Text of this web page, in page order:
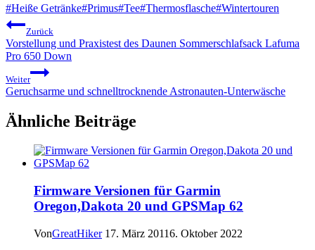
Schlagworte:
#Heiße Getränke#Primus#Tee#Thermosflasche#Wintertouren
Beitragsnavigation
Zurück
Vorstellung und Praxistest des Daunen Sommerschlafsack Lafuma
Pro 650 Down
Weiter
Geruchsarme und schnelltrocknende Astronauten-Unterwäsche
Ähnliche Beiträge
Firmware Versionen für Garmin
Oregon,Dakota 20 und GPSMap 62
VonGreatHiker 17. März 20116. Oktober 2022